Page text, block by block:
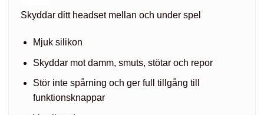
Skyddar ditt headset mellan och under spel
Mjuk silikon
Skyddar mot damm, smuts, stötar och repor
Stör inte spårning och ger full tillgång till
funktionsknappar